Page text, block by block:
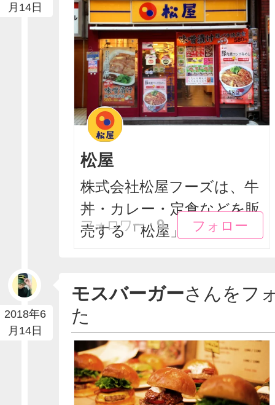
月14日
松屋
株式会社松屋フーズは、牛
丼・カレー・定食などを販
売する「松屋」などの...
フォロー
フォロー
フォロワー： 9
2018年6
月14日
モスバーガーさんをフ
た